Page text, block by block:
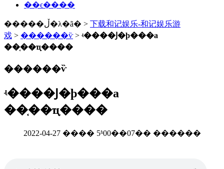
��ϵ����
�����ڵ�λ�ã� > 下载和记娱乐-和记娱乐游
戏 > ������ѷ> ʵ����Ϳ�ϸ���a
��֤��ҵָ����
������ѷ
ʵ����Ϳ�ϸ���a
��֤��ҵָ����
2022-04-27 ���� 5ʱ00��07�� ������